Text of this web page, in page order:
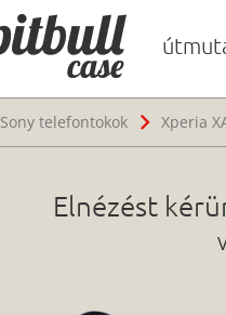
Sony telefontokok Xperia
Elnézést